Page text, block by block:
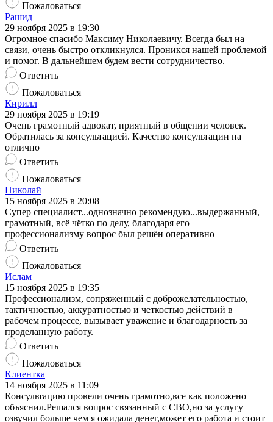
Пожаловаться
Рашид
29 ноября 2025 в 19:30
Огромное спасибо Максиму Николаевичу. Всегда был на
связи, очень быстро откликнулся. Проникся нашей проблемой
и помог. В дальнейшем будем вести сотрудничество.
Ответить
Пожаловаться
Кирилл
29 ноября 2025 в 19:19
Очень грамотный адвокат, приятный в общении человек.
Обратилась за консультацией. Качество консультации на
отлично
Ответить
Пожаловаться
Николай
15 ноября 2025 в 20:08
Супер специалист...однозначно рекомендую...выдержанный,
грамотный, всё чётко по делу, благодаря его
профессионализму вопрос был решён оперативно
Ответить
Пожаловаться
Ислам
15 ноября 2025 в 19:35
Профессионализм, сопряженный с доброжелательностью,
тактичностью, аккуратностью и четкостью действий в
рабочем процессе, вызывает уважение и благодарность за
проделанную работу.
Ответить
Пожаловаться
Клиентка
14 ноября 2025 в 11:09
Консультацию провели очень грамотно,все как положено
объяснил.Решался вопрос связанный с СВО,но за услугу
озвучил больше чем я ожидала денег,может его работа и стоит